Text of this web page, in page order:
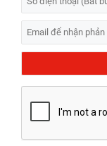
dự phòng khi điện
khách hàng đang
trong chiếc điện
Viện Điện Thoại,
giỏi chuyên môn hỗ
trong ngày.
Thời gian thay màn
thường dao động
động 2-3h. Chỉ trừ
gian sẽ kéo dài lên